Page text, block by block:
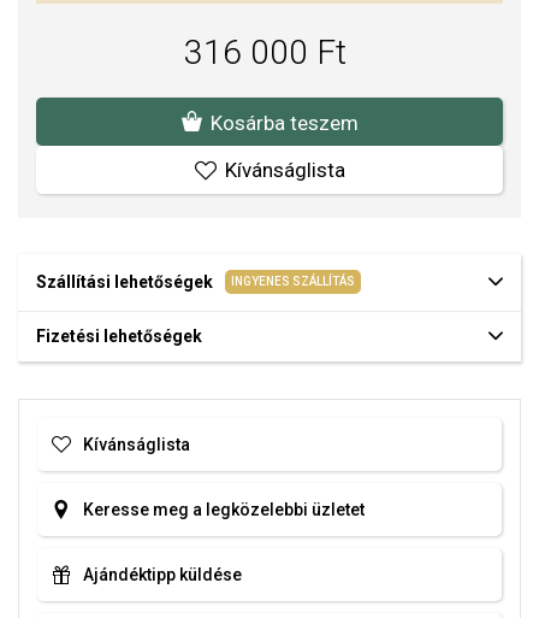
316 000 Ft
Kosárba teszem
Kívánságlista
Szállítási lehetőségek INGYENES SZÁLLÍTÁS
Fizetési lehetőségek
Kívánságlista
Keresse meg a legközelebbi üzletet
Ajándéktipp küldése